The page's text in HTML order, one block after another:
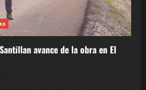
avance de la obra en El